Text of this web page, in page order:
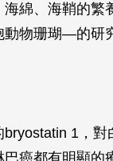
綿、海鞘的
物珊瑚—的研
1，
癌都有明顯的